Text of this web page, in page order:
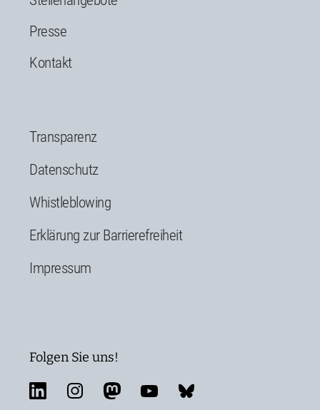
Presse
Kontakt
Transparenz
Datenschutz
Whistleblowing
Erklärung zur Barrierefreiheit
Impressum
Folgen Sie uns!